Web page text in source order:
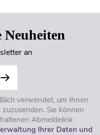
Neuheiten
an
verwendet, um Ihnen
Sie können
Abmeldelink
Ihrer Daten und